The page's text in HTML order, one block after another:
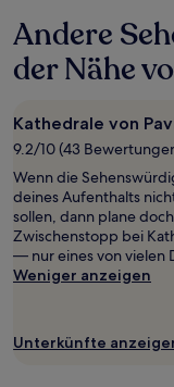
24 Stunden
für
einen
1 Übernachtung
von
gefunden
wurde.
Preise
und
Verfügbarkeiten
können
Es
Andere
der Nähe
Kathedrale von
9.2/10 (43
Wenn die
deines Aufenthalts
sollen, dann plane
Zwischenstopp bei
— nur eines von vielen
Weniger anzeigen
Unterkünfte